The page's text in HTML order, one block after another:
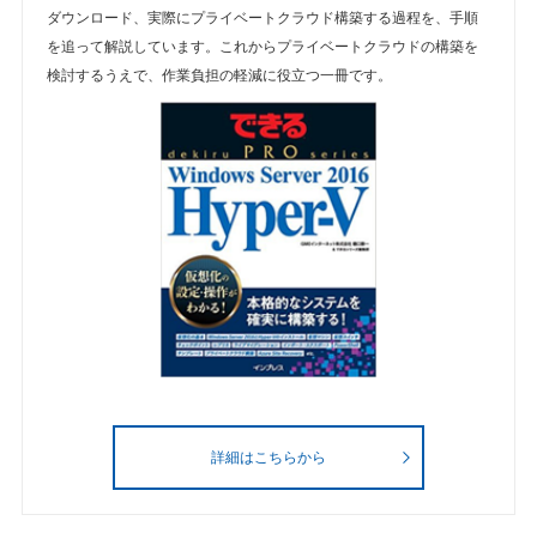
ダウンロード、実際にプライベートクラウド構築する過程を、手順
を追って解説しています。これからプライベートクラウドの構築を
検討するうえで、作業負担の軽減に役立つ一冊です。
詳細はこちらから